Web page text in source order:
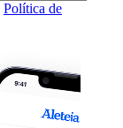
Política de